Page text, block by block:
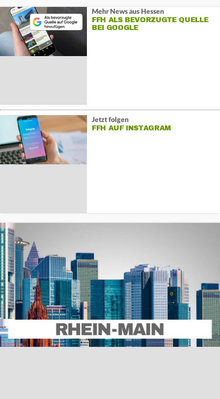
Mehr News aus Hessen
FFH ALS BEVORZUGTE QUELLE
BEI GOOGLE
Jetzt folgen
FFH AUF INSTAGRAM